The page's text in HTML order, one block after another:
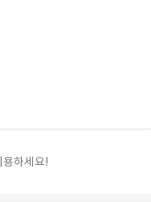
용하세요!